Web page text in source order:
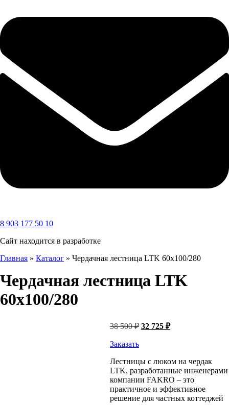
8 903 177 50 10
Сайт находится в разработке
Главная » Каталог » Чердачная лестница LTK 60х100/280
Чердачная лестница LTK
60х100/280
38 500₽ Первоначальная
500 ₽.
32 725₽Текущая
Заказать
Лестницы с люком на чердак
LTK, разработанные инженерами
компании FAKRO – это
практичное и эффективное
решение для частных коттеджей